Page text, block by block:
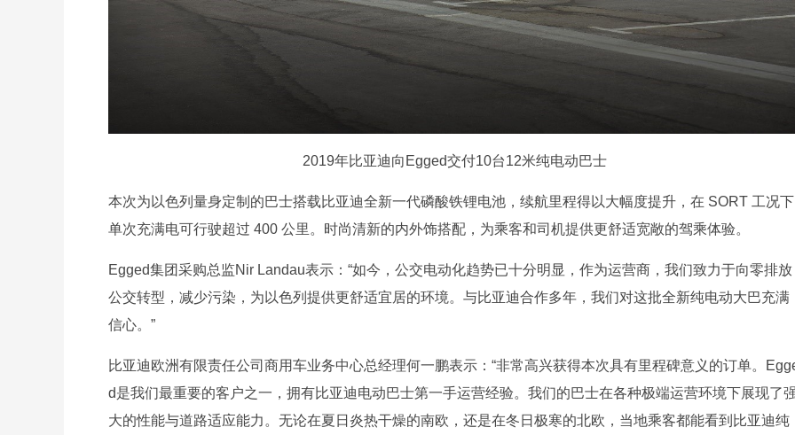
2019年比亚迪向Egged交付10台12米纯电动巴士
本次为以色列量身定制的巴士搭载比亚迪全新一代磷酸铁锂电池，续航里程得以大幅度提升，在 SORT 工况下
单次充满电可行驶超过 400 公里。时尚清新的内外饰搭配，为乘客和司机提供更舒适宽敞的驾乘体验。
Egged集团采购总监Nir Landau表示：“如今，公交电动化趋势已十分明显，作为运营商，我们致力于向零排放
公交转型，减少污染，为以色列提供更舒适宜居的环境。与比亚迪合作多年，我们对这批全新纯电动大巴充满
信心。”
比亚迪欧洲有限责任公司商用车业务中心总经理何一鹏表示：“非常高兴获得本次具有里程碑意义的订单。
d是我们最重要的客户之一，拥有比亚迪电动巴士第一手运营经验。我们的巴士在各种极端运营环境下展现了
大的性能与道路适应能力。无论在夏日炎热干燥的南欧，还是在冬日极寒的北欧，当地乘客都能看到比亚迪纯